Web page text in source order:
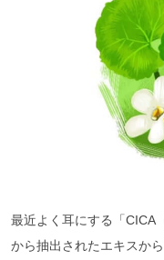
最近よく耳にする「CICA
から抽出されたエキスか